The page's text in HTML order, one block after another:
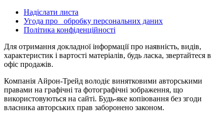
Надіслати листа
Угода про обробку персональних даних
Політика конфіденційності
Для отримання докладної інформації про наявність, видів,
характеристик і вартості матеріалів, будь ласка, звертайтеся в
офіс продажів.
Компанія Айрон-Трейд володіє винятковими авторськими
правами на графічні та фотографічні зображення, що
використовуються на сайті. Будь-яке копіювання без згоди
власника авторських прав заборонено законом.